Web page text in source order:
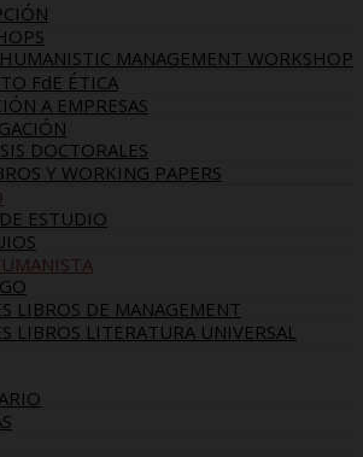
MANAGEMENT WORKSHOP
FdE ÉTICA
A EMPRESAS
DOCTORALES
Y WORKING PAPERS
ESTUDIO
LIBROS DE MANAGEMENT
LIBROS LITERATURA UNIVERSAL